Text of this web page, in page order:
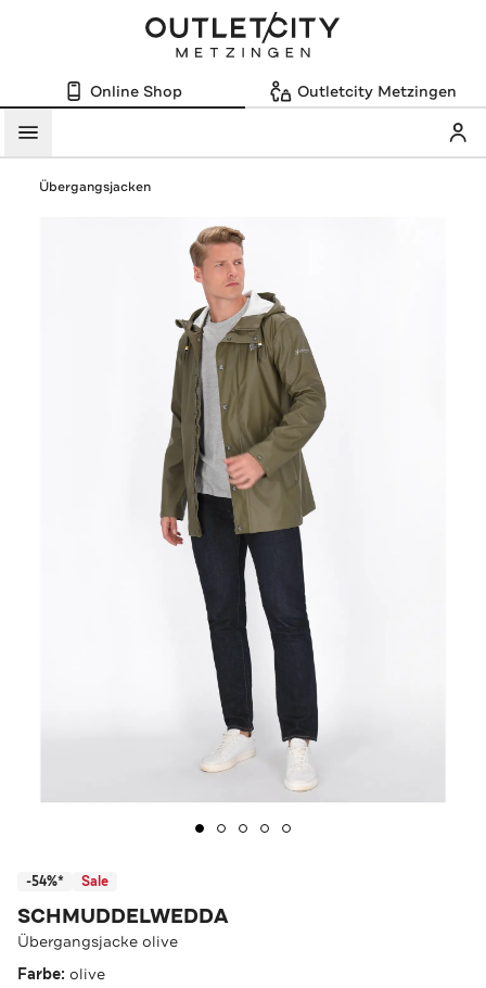
Online Shop Outletcity Metzingen
Menü
Übergangsjacken
-54%* Sale
SCHMUDDELWEDDA
Übergangsjacke olive
Farbe: olive